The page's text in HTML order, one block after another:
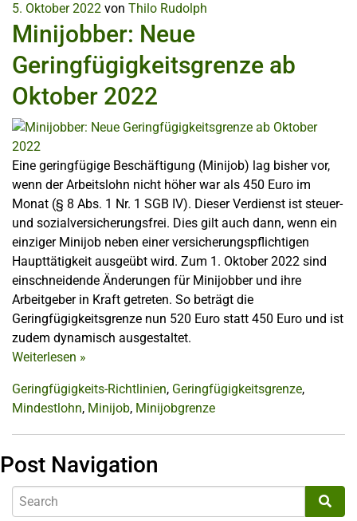
5. Oktober 2022 von Thilo Rudolph
Minijobber: Neue
Geringfügigkeitsgrenze ab
Oktober 2022
Eine geringfügige Beschäftigung (Minijob) lag bisher vor,
wenn der Arbeitslohn nicht höher war als 450 Euro im
Monat (§ 8 Abs. 1 Nr. 1 SGB IV). Dieser Verdienst ist steuer-
und sozialversicherungsfrei. Dies gilt auch dann, wenn ein
einziger Minijob neben einer versicherungspflichtigen
Haupttätigkeit ausgeübt wird. Zum 1. Oktober 2022 sind
einschneidende Änderungen für Minijobber und ihre
Arbeitgeber in Kraft getreten. So beträgt die
Geringfügigkeitsgrenze nun 520 Euro statt 450 Euro und ist
zudem dynamisch ausgestaltet.
Weiterlesen »
Geringfügigkeits-Richtlinien, Geringfügigkeitsgrenze,
Mindestlohn, Minijob, Minijobgrenze
Post Navigation